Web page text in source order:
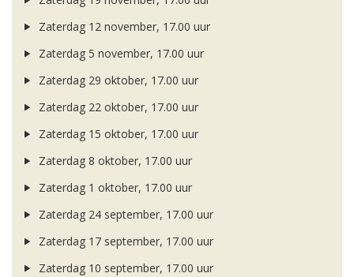
Zaterdag 12 november, 17.00 uur
Zaterdag 5 november, 17.00 uur
Zaterdag 29 oktober, 17.00 uur
Zaterdag 22 oktober, 17.00 uur
Zaterdag 15 oktober, 17.00 uur
Zaterdag 8 oktober, 17.00 uur
Zaterdag 1 oktober, 17.00 uur
Zaterdag 24 september, 17.00 uur
Zaterdag 17 september, 17.00 uur
Zaterdag 10 september, 17.00 uur